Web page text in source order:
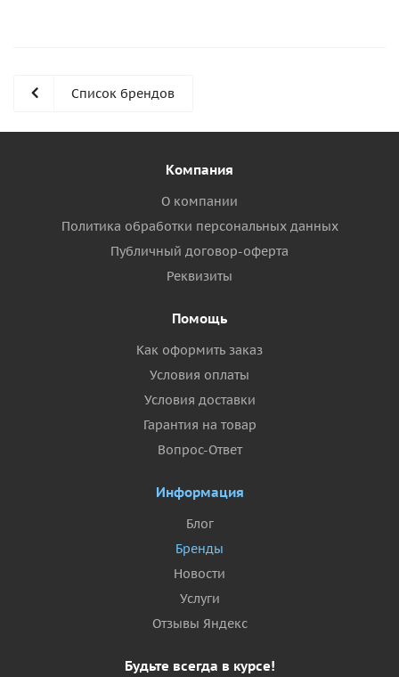
Список брендов
Компания
О компании
Политика обработки персональных данных
Публичный договор-оферта
Реквизиты
Помощь
Как оформить заказ
Условия оплаты
Условия доставки
Гарантия на товар
Вопрос-Ответ
Информация
Блог
Бренды
Новости
Услуги
Отзывы Яндекс
Будьте всегда в курсе!